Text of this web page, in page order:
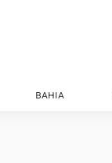
BAHIA